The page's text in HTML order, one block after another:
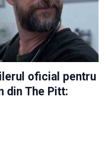
oficial pentru
din The Pitt: